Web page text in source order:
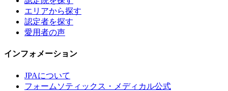
エリアから探す
認定者を探す
愛用者の声
インフォメーション
JPAについて
フォームソティックス・メディカル公式